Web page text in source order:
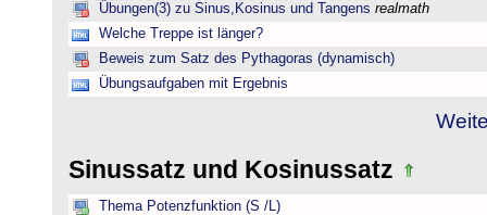
Übungen(3) zu Sinus,Kosinus und Tangens realmath
Welche Treppe ist länger?
Beweis zum Satz des Pythagoras (dynamisch)
Übungsaufgaben mit Ergebnis
Sinussatz und Kosinussatz
Thema Potenzfunktion (S /L)